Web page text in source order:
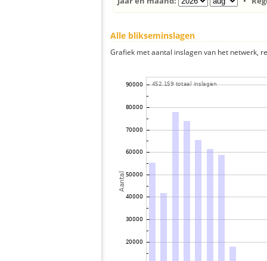
Alle blikseminslagen
Grafiek met aantal inslagen van het netwerk,